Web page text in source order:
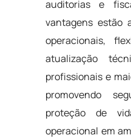
auditorias e
vantagens estão
operacionais,
atualização
profissionais e
promovendo
proteção de
operacional em